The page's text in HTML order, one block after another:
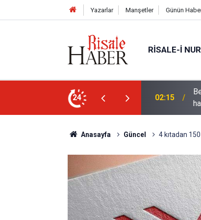
Yazarlar Manşetler Günün
RISALE-I NUR
24
i havaînin kulağına girip dilinden çıktığı
01:45
Anasayfa Güncel 4 kıtadan